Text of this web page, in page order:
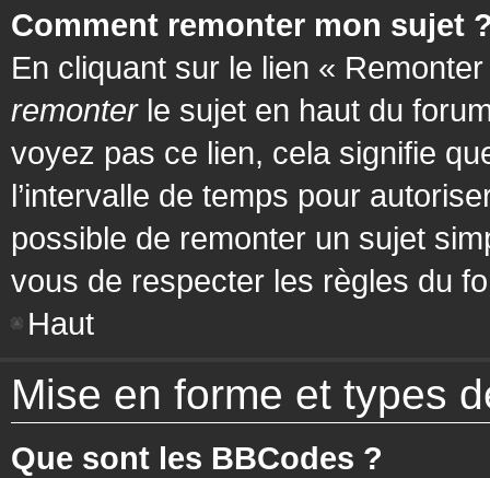
Comment remonter mon sujet
En cliquant sur le lien «
remonterle sujet en haut du
voyez pas ce lien, cela signifie
l’intervalle de temps pour
possible de remonter un sujet
vous de respecter les règles du
Haut
Mise en forme et types
Que sont les BBCodes ?